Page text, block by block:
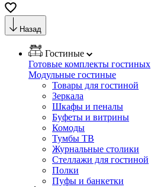
Назад
Гостиные
Готовые комплекты гостиных
Модульные гостиные
Товары для гостиной
Зеркала
Шкафы и пеналы
Буфеты и витрины
Комоды
Тумбы ТВ
Журнальные столики
Стеллажи для гостиной
Полки
Пуфы и банкетки